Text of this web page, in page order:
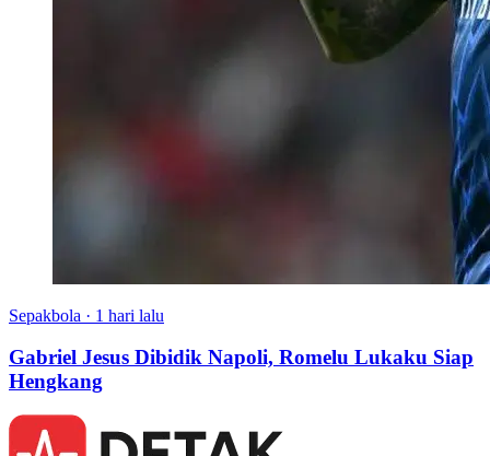
Sepakbola · 1 hari lalu
Gabriel Jesus Dibidik Napoli, Romelu Lukaku Siap
Hengkang